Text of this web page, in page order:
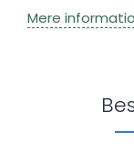
Mere